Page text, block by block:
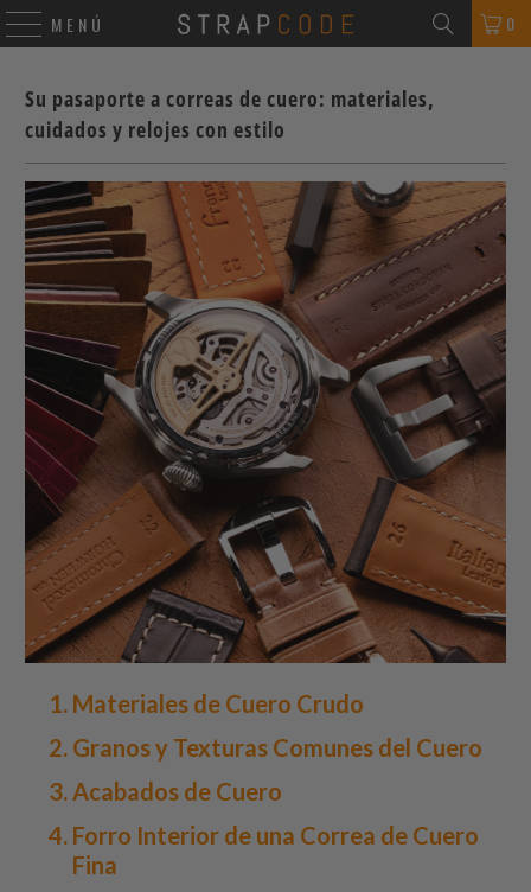
MENÚ 0
Su pasaporte a correas de cuero: materiales,
cuidados y relojes con estilo
Materiales de Cuero Crudo
Granos y Texturas Comunes del Cuero
Acabados de Cuero
Forro Interior de una Correa de Cuero
Fina